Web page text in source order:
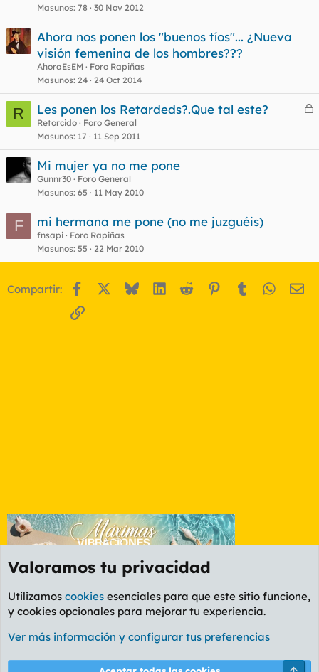
Masunos 78 30 Nov 2012
Ahora nos ponen los "buenos tíos"... ¿Nueva
visión femenina de los hombres???
AhoraEsEM
Foro Rapiñas
Masunos 24 24 Oct 2014
R
C
r
Les ponen los Retardeds?.Que tal este?
Retorcido
Foro General
Masunos 17 11 Sep 2011
Mi mujer ya no me pone
Gunnr30
Foro General
Masunos 65 11 May 2010
F mi hermana me pone (no me juzguéis)
fnsapi
Foro Rapiñas
Masunos 55 22 Mar 2010
Compartir: Facebook BlueskyLinkedIn
Reddit Pinterest
Tumblr
Enlace
Foro General
Cookies
PL OLDSTYLE AMARILLO
Valoramos tu privacidad
Utilizamos cookies esenciales para que este sitio funcione,
y cookies opcionales para mejorar tu experiencia.
Ver más información y configurar tus preferencias